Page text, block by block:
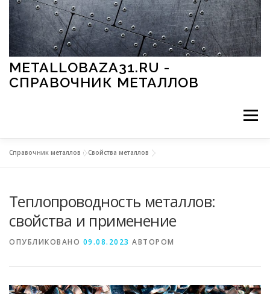
Перейти к содержимому
METALLOBAZA31.RU -
СПРАВОЧНИК МЕТАЛЛОВ
Меню
МЕТАЛЛЫ И ОКРУЖАЮЩАЯ СРЕДА
Справочник металлов »Свойства металлов
Теплопроводность металлов:
свойства и применение
ОПУБЛИКОВАНО 09.08.2023 АВТОРОМ